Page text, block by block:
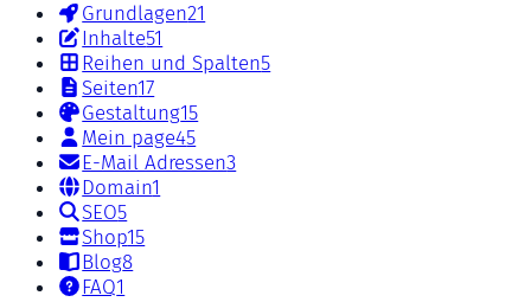
Grundlagen21
Inhalte51
Reihen und Spalten5
Seiten17
Gestaltung15
Mein page45
E-Mail Adressen3
Domain1
SEO5
Shop15
Blog8
FAQ1